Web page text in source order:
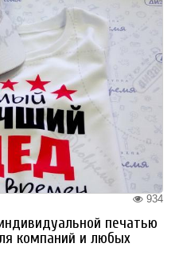
934
печатью
компаний и любых